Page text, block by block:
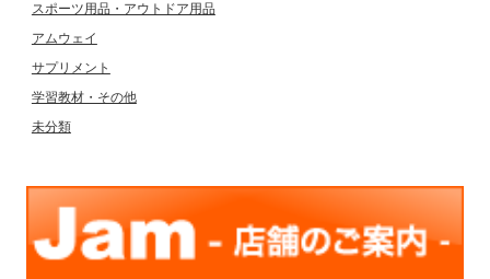
スポーツ用品・アウトドア用品
アムウェイ
サプリメント
学習教材・その他
未分類